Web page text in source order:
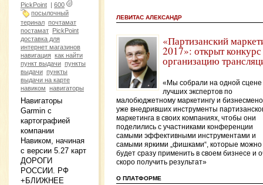
PickPoint | 600
посылочный
теринал почтамат
постамат PickPoint
доставка для
интернет магазинов
навигация как найти
пункт выдачи пункты
выдачи пункты
выдачи на карте
навиком навигаторы
Навигаторы
Garmin c
картографией
компании
Навиком, начиная
с версии 5.27 карт
ДОРОГИ
РОССИИ. РФ
+БЛИЖНЕЕ
ЛЕВИТАС АЛЕКСАНДР
«Партизанский
2017»: открыт
организацию
«Мы собрали на одной сцене
лучших экспертов по
малобюджетному маркетингу и
уже внедривших инструменты
маркетинга в своих компаниях, чтобы они
поделились с участниками конференции
самыми эффективными инструментами и
самыми яркими „фишками“, которые можно
будет сразу применить в своем бизнесе и
скоро получить результат»
О ПЛАТФОРМЕ